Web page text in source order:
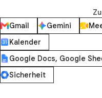
Gmail
Gemini
Kalender
Google Docs, Google
Sicherheit